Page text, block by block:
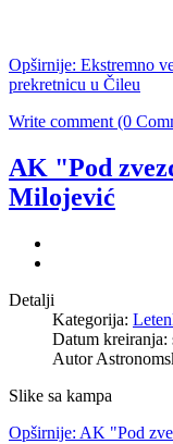
Opširnije: Ekstremno
prekretnicu u Čileu
Write comment (0
AK "Pod
Milojević
Detalji
Kategorija:
Datum kreiranja:
Autor
Slike sa kampa
Opširnije: AK "Pod